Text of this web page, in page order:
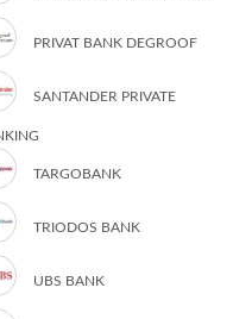
PRIVAT BANK DEGROOF
SANTANDER PRIVATE
TARGOBANK
TRIODOS BANK
UBS BANK